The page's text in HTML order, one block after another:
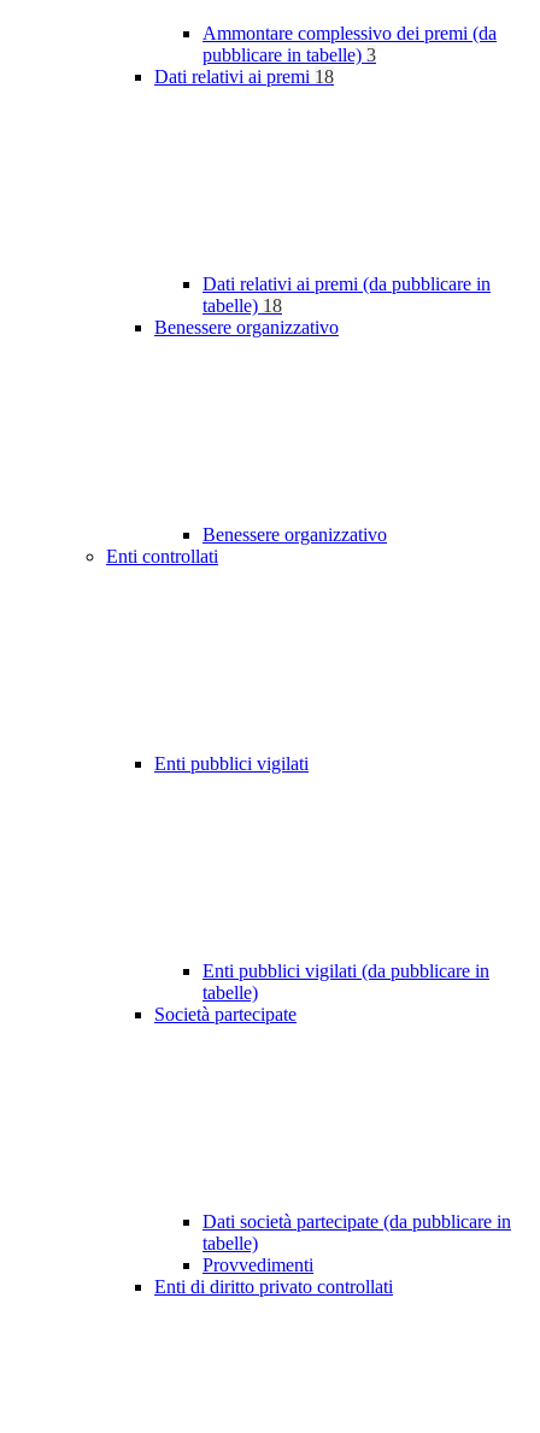
Ammontare complessivo dei premi (da
pubblicare in tabelle) 3
Dati relativi ai premi 18
Dati relativi ai premi (da pubblicare in
tabelle) 18
Benessere organizzativo
Benessere organizzativo
Enti controllati
Enti pubblici vigilati
Enti pubblici vigilati (da pubblicare in
tabelle)
Società partecipate
Dati società partecipate (da pubblicare in
tabelle)
Provvedimenti
Enti di diritto privato controllati